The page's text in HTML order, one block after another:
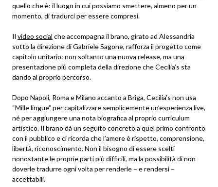
quello che è: il luogo in cui possiamo smettere, almeno per un
momento, di tradurci per essere compresi.
Il video social che accompagna il brano, girato ad Alessandria
sotto la direzione di Gabriele Sagone, rafforza il progetto come
capitolo unitario: non soltanto una nuova release, ma una
presentazione più completa della direzione che Cecilia’s sta
dando al proprio percorso.
Dopo Napoli, Roma e Milano accanto a Briga, Cecilia’s non usa
“Mille lingue” per capitalizzare semplicemente un’esperienza live,
né per aggiungere una nota biografica al proprio curriculum
artistico. Il brano dà un seguito concreto a quel primo confronto
con il pubblico e ci ricorda che l’amore è rispetto, comprensione,
libertà, riconoscimento. Non il bisogno di essere scelti
nonostante le proprie parti più difficili, ma la possibilità di non
doverle tradurre ogni volta per renderle – e rendersi –
accettabili.